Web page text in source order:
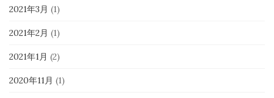
2021年3月 (1)
2021年2月 (1)
2021年1月 (2)
2020年11月 (1)